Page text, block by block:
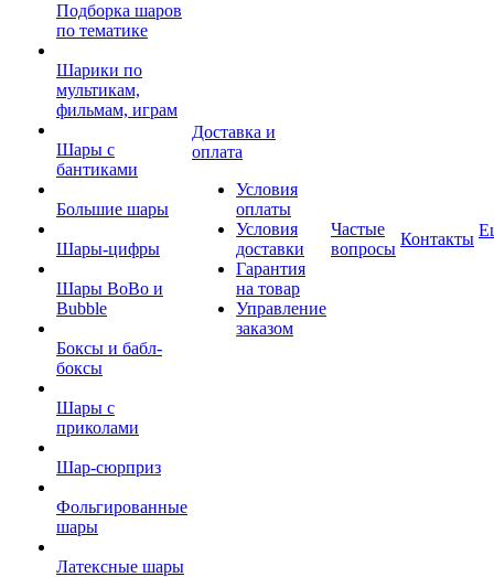
Подборка шаров
по тематике
Шарики по
мультикам,
фильмам, играм
Шары с
бантиками
Большие шары
Шары-цифры
Шары BoBo и
Bubble
Боксы и бабл-
боксы
Шары с
приколами
Шар-сюрприз
Фольгированные
шары
Латексные шары
Доставка и
оплата
Условия
оплаты
Условия
доставки
Гарантия
на товар
Управление
заказом
Частые
вопросы
Контакты